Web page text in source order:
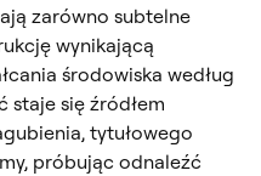
zarówno subtelne
wynikającą
środowiska według
staje się źródłem
tytułowego
próbując odnaleźć